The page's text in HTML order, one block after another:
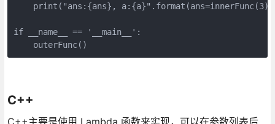
print("ans:{ans},
if __name__ == '__main__':
    outerFunc()
C++
C++主要是使用 Lambda 函数来实现，可以在参数列表后